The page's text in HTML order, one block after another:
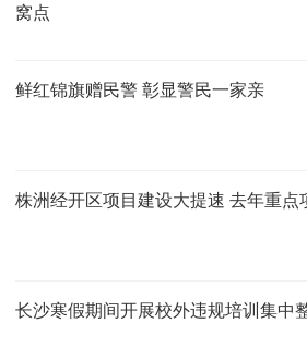
窝点
鲜红锦旗赠民警 彰显警民一家亲
株洲经开区项目建设大提速 去年重点
长沙寒假期间开展校外违规培训集中